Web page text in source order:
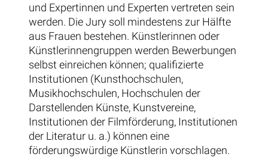
und Expertinnen und Experten vertreten sein
werden. Die Jury soll mindestens zur Hälfte
aus Frauen bestehen. Künstlerinnen oder
Künstlerinnengruppen werden Bewerbungen
selbst einreichen können; qualifizierte
Institutionen (Kunsthochschulen,
Musikhochschulen, Hochschulen der
Darstellenden Künste, Kunstvereine,
Institutionen der Filmförderung, Institutionen
der Literatur u. a.) können eine
förderungswürdige Künstlerin vorschlagen.